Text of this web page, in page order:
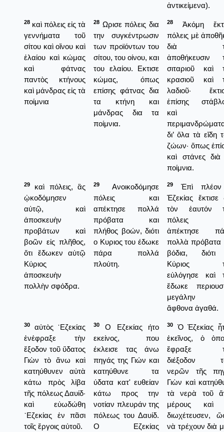
ἀντικείμενα).
28 καὶ πόλεις εἰς τὰ
γεννήματα τοῦ
σίτου καὶ οἴνου καὶ
ἐλαίου καὶ κώμας
καὶ φάτνας
παντὸς κτήνους
καὶ μάνδρας εἰς τὰ
ποίμνια
28 Ωρισε πόλεις δια
την συγκέντρωσιν
των προϊόντων του
σίτου, του οίνου, και
του ελαίου. Εκτισε
κώμας, όπως
επίσης φάτνας δια
τα κτήνη και
μάνδρας δια τα
ποίμνια.
28
Ἀκόμη
πόλεις μὲ
διὰ
ἀποθήκευσιν
σιταριοῦ καὶ
κρασιοῦ καὶ
λαδιοῦ·
ἐπίσης
καὶ
δι’ ὅλα τὰ εἴδη
ζώων· ὅπως
καὶ στάνες
ποίμνια.
29
καὶ πόλεις, ἃς
ᾠκοδόμησεν
αὐτῷ, καὶ
ἀποσκευὴν
προβάτων καὶ
βοῶν εἰς πλῆθος,
ὅτι ἔδωκεν αὐτῷ
Κύριος
ἀποσκευὴν
πολλὴν σφόδρα.
29
Ανοικοδόμησε
πόλεις και
απέκτησε πολλά
πρόβατα και
πλήθος βοών, διότι
ο Κυριος του έδωκε
πάρα πολλά
πλούτη.
29
Ἐπὶ
Ἐζεκίας ἔκτισε
τὸν ἑαυτόν
πόλεις
ἀπέκτησε
πολλὰ πρόβατα
βόδια,
Κύριος
εὐλόγησε καὶ
ἔδωκε
μεγάλην
ἄφθονα ἀγαθά.
30
αὐτὸς ᾿Εζεκίας
ἐνέφραξε τὴν
ἔξοδον τοῦ ὕδατος
Γιὼν τὸ ἄνω καὶ
κατηύθυνεν αὐτὰ
κάτω πρὸς λίβα
τῆς πόλεως Δαυίδ·
καὶ εὐωδώθη
᾿Εζεκίας ἐν πᾶσι
τοῖς ἔργοις αὐτοῦ.
30
Ο Εζεκίας ήτο
εκείνος, που
έκλεισε τας άνω
πηγάς της Γιών και
κατηύθυνε τα
ύδατα κατ' ευθείαν
κάτω προς την
νοτίαν πλευράν της
πόλεως του Δαυίδ.
Ο Εζεκίας
30
Ὁ Ἐζεκίας
ἐκεῖνος, ὁ
ἔφραξε
διέξοδον
νερῶν τῆς
Γιὼν καὶ
τὰ νερὰ τοῦ
μέρους καὶ
διωχέτευσεν,
νὰ τρέχουν διὰ